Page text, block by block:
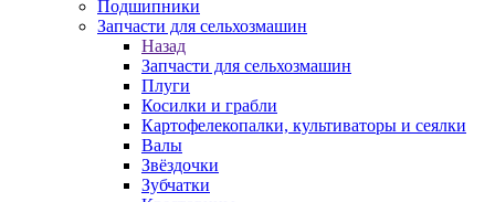
Подшипники
Запчасти для сельхозмашин
Назад
Запчасти для сельхозмашин
Плуги
Косилки и грабли
Картофелекопалки, культиваторы и сеялки
Валы
Звёздочки
Зубчатки